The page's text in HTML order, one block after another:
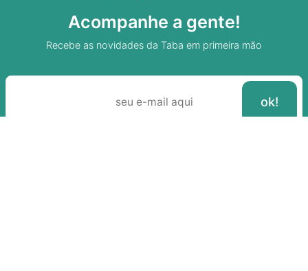
Acompanhe a gente!
Recebe as novidades da Taba em primeira mão